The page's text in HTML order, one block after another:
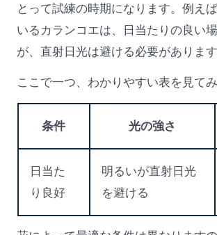
とって試練の時期になります。例え
いるカランコエは、日当たりの良い
が、直射日光は避ける必要があります
ここで一つ、わかりやすい表を見てみ
条件 光の強さ
日当た
り良好
明るいが直射日光
を避ける